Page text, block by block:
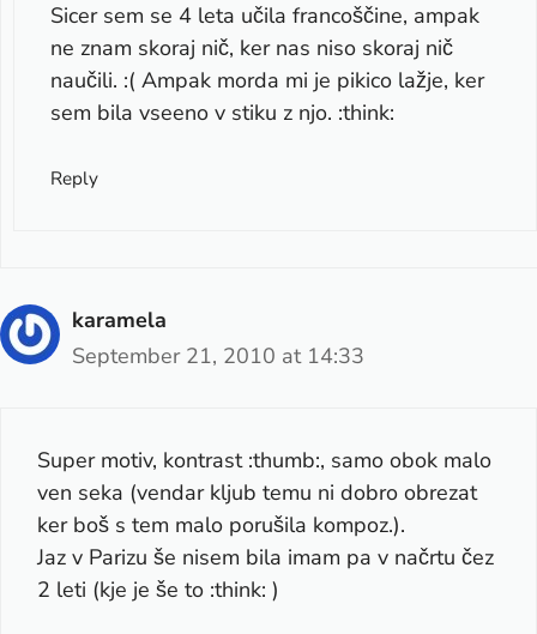
Sicer sem se 4 leta učila francoščine, ampak
ne znam skoraj nič, ker nas niso skoraj nič
naučili. :( Ampak morda mi je pikico lažje, ker
sem bila vseeno v stiku z njo. :think:
Reply
karamela
September 21, 2010 at 14:33
Super motiv, kontrast :thumb:, samo obok malo
ven seka (vendar kljub temu ni dobro obrezat
ker boš s tem malo porušila kompoz.).
Jaz v Parizu še nisem bila imam pa v načrtu čez
2 leti (kje je še to :think: )